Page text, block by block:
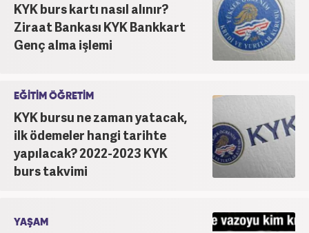
KYK burs kartı nasıl alınır?
Ziraat Bankası KYK Bankkart
Genç alma işlemi
EĞİTİM ÖĞRETİM
KYK bursu ne zaman yatacak,
ilk ödemeler hangi tarihte
yapılacak? 2022-2023 KYK
burs takvimi
YAŞAM